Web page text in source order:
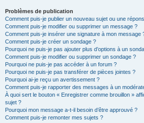
Problèmes de publication
Comment puis-je publier un nouveau sujet ou une
Comment puis-je modifier ou supprimer un message ?
Comment puis-je insérer une signature à mon message
Comment puis-je créer un sondage ?
Pourquoi ne puis-je pas ajouter plus d’options à un
Comment puis-je modifier ou supprimer un sondage ?
Pourquoi ne puis-je pas accéder à un forum ?
Pourquoi ne puis-je pas transférer de pièces jointes ?
Pourquoi ai-je reçu un avertissement ?
Comment puis-je rapporter des messages à un
À quoi sert le bouton « Enregistrer comme brouillon »
sujet ?
Pourquoi mon message a-t-il besoin d’être approuvé ?
Comment puis-je remonter mes sujets ?